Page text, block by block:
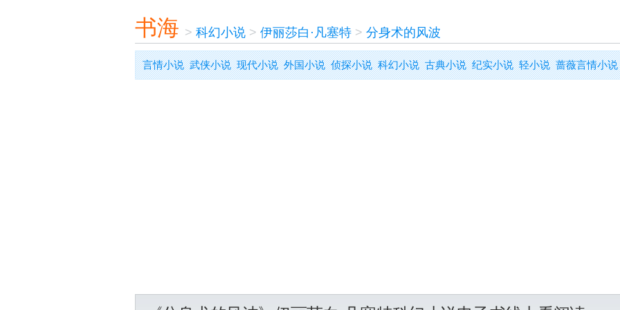
书海 > 科幻小说> 伊丽莎白·凡塞特> 分身术的风波
言情小说 武侠小说 现代小说 外国小说 侦探小说 科幻小说 古典小说 纪实小说 轻小说 蔷薇言情小说